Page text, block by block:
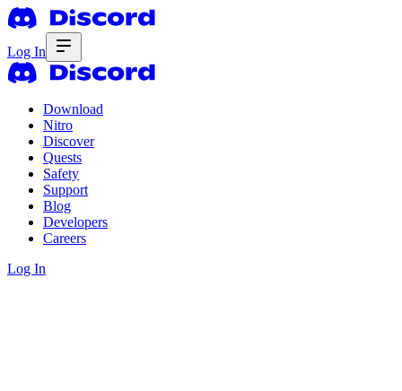
Log In
Download
Nitro
Discover
Quests
Safety
Support
Blog
Developers
Careers
Log In